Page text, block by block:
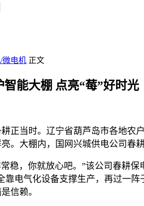
微电机 正文
能大棚 点亮“莓”好时光
正当时。辽宁省葫芦岛市各地农
。大棚内，国网兴城供电公司春
稳，你就放心吧。”该公司春耕
靠电气化设备支撑生产，再过一
信赖。